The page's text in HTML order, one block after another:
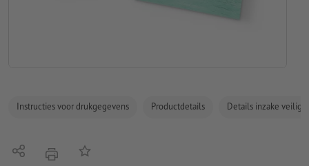
Instructies voor drukgegevens Productdetails Details inzake
Delen afdrukkenOp de lijst